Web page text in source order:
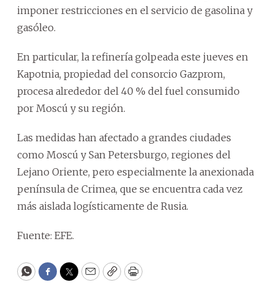
imponer restricciones en el servicio de gasolina y
gasóleo.
En particular, la refinería golpeada este jueves en
Kapotnia, propiedad del consorcio Gazprom,
procesa alrededor del 40 % del fuel consumido
por Moscú y su región.
Las medidas han afectado a grandes ciudades
como Moscú y San Petersburgo, regiones del
Lejano Oriente, pero especialmente la anexionada
península de Crimea, que se encuentra cada vez
más aislada logísticamente de Rusia.
Fuente: EFE.
WhatsApp
Facebook
Twitter
EmailCopyPrint